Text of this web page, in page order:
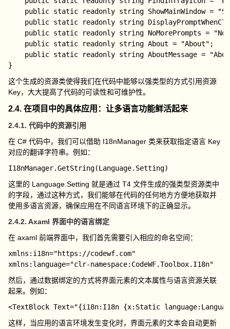
这个生成的资源类使得我们在代码中能够以强类型的方式引用资源
Key，大大提高了代码的可读性和可维护性。
2.4. 在项目中的具体应用：让多语言功能鲜活起来
2.4.1. 代码中的资源引用
在 C# 代码中，我们可以借助 I18nManager 类来获取指定语言 Key
对应的翻译字符串。例如：
这里的 Language.Setting 就是通过 T4 文件生成的强类型资源类中
的字段，通过这种方式，我们能够在代码的任何地方方便地获取并
使用多语言资源，确保应用在不同语言环境下的正确显示。
2.4.2. Axaml 界面中的语言绑定
在axaml 前端界面中，我们首先需要引入相应的命名空间：
xmlns:i18n="https://codewf.com"
然后，通过数据绑定的方式将界面元素的文本属性与语言资源关联
起来。例如：
这样，当应用的语言环境发生变化时，界面元素的文本会自动更新